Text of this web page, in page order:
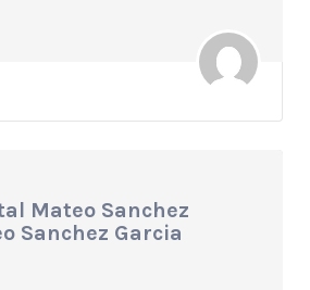
Mateo Sanchez
Sanchez Garcia